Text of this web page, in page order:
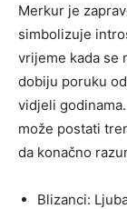
Merkur je
simbolizuje
vrijeme kada se
dobiju poruku
vidjeli
može postati
da konačno
Blizanci: